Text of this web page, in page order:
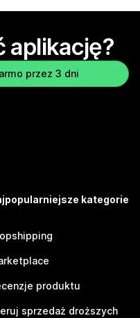
aplikację?
przez 3 dni
kategorie
produktu
sprzedaż droższych